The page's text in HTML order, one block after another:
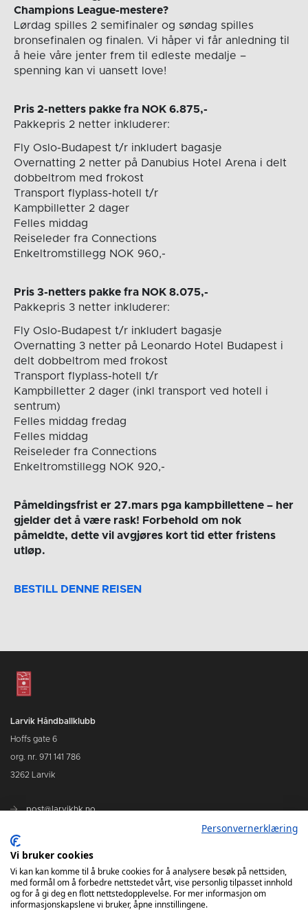
Champions League-mestere?
Lørdag spilles 2 semifinaler og søndag spilles
bronsefinalen og finalen. Vi håper vi får anledning til
å heie våre jenter frem til edleste medalje –
spenning kan vi uansett love!
Pris 2-netters pakke fra NOK 6.875,-
Pakkepris 2 netter inkluderer:
Fly Oslo-Budapest t/r inkludert bagasje
Overnatting 2 netter på Danubius Hotel Arena i delt
dobbeltrom med frokost
Transport flyplass-hotell t/r
Kampbilletter 2 dager
Felles middag
Reiseleder fra Connections
Enkeltromstillegg NOK 960,-
Pris 3-netters pakke fra NOK 8.075,-
Pakkepris 3 netter inkluderer:
Fly Oslo-Budapest t/r inkludert bagasje
Overnatting 3 netter på Leonardo Hotel Budapest i
delt dobbeltrom med frokost
Transport flyplass-hotell t/r
Kampbilletter 2 dager (inkl transport ved hotell i
sentrum)
Felles middag fredag
Felles middag
Reiseleder fra Connections
Enkeltromstillegg NOK 920,-
Påmeldingsfrist er 27.mars pga kampbillettene – her
gjelder det å være rask! Forbehold om nok
påmeldte, dette vil avgjøres kort tid etter fristens
utløp.
BESTILL DENNE REISEN
Larvik Håndballklubb
Hoffs gate 6
org. nr. 971 141 786
3262 Larvik
post@larvikhk.no
Personvernerklæring
Vi bruker cookies
Vi kan kan komme til å bruke cookies for å analysere besøk på nettsiden,
med formål om å forbedre nettstedet vårt, vise personlig tilpasset innhold
og for å gi deg en flott nettstedopplevelse. For mer informasjon om
informasjonskapslene vi bruker, åpne innstillingene.